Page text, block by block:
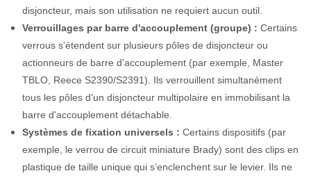
disjoncteur, mais son utilisation ne requiert aucun outil.
Verrouillages par barre d'accouplement (groupe) : Certains
verrous s'étendent sur plusieurs pôles de disjoncteur ou
actionneurs de barre d'accouplement (par exemple, Master
TBLO, Reece S2390/S2391). Ils verrouillent simultanément
tous les pôles d'un disjoncteur multipolaire en immobilisant la
barre d'accouplement détachable.
Systèmes de fixation universels : Certains dispositifs (par
exemple, le verrou de circuit miniature Brady) sont des clips en
plastique de taille unique qui s’enclenchent sur le levier. Ils ne